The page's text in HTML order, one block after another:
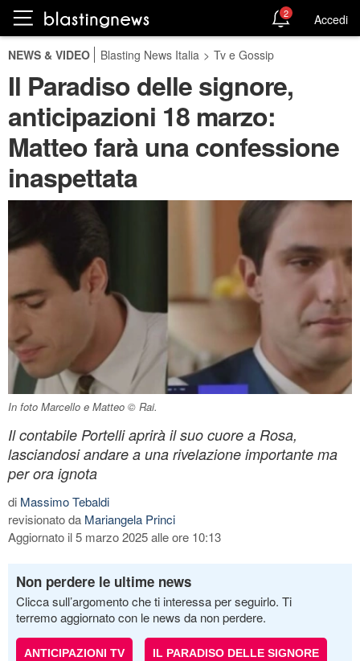
2 Accedi
NEWS & VIDEO Blasting News Italia > Tv e Gossip
Il Paradiso delle signore,
anticipazioni 18 marzo:
Matteo farà una confessione
inaspettata
In foto Marcello e Matteo © Rai.
Il contabile Portelli aprirà il suo cuore a Rosa,
lasciandosi andare a una rivelazione importante ma
per ora ignota
di Massimo Tebaldi
revisionato da Mariangela Princi
Aggiornato il 5 marzo 2025 alle ore 10:13
Non perdere le ultime news
Clicca sull’argomento che ti interessa per seguirlo. Ti
terremo aggiornato con le news da non perdere.
ANTICIPAZIONI TV IL PARADISO DELLE SIGNORE